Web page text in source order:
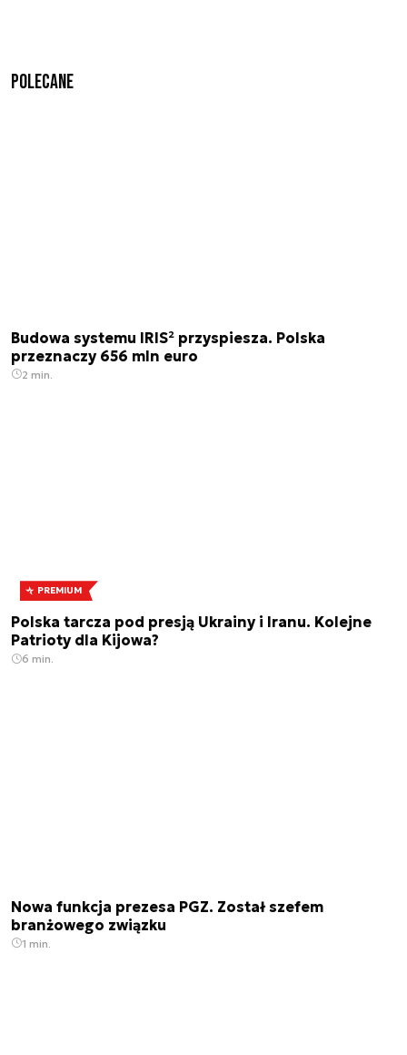
Polecane
Budowa systemu IRIS² przyspiesza. Polska
przeznaczy 656 mln euro
2 min.
PREMIUM
Polska tarcza pod presją Ukrainy i Iranu. Kolejne
Patrioty dla Kijowa?
6 min.
Nowa funkcja prezesa PGZ. Został szefem
branżowego związku
1 min.